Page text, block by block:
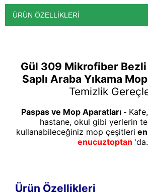
ÜRÜN ÖZELLIKLERI
Gül 309 Mikrofiber
Saplı Araba Yıkama
Temizlik
Paspas ve Mop Aparatları -
hastane, okul gibi yerlerin
kullanabileceğiniz mop çeşitleri
enucuztoptan 'da.
Ürün Özellikleri